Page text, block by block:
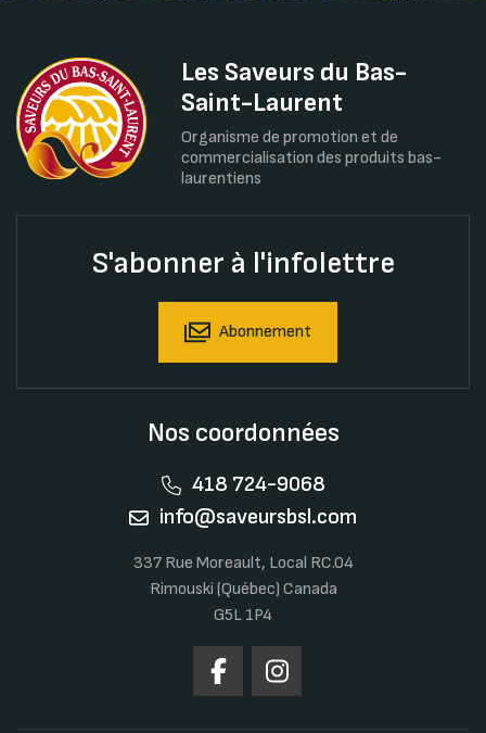
Les Saveurs du Bas-
Saint-Laurent
Organisme de promotion et de
commercialisation des produits bas-
laurentiens
S'abonner à l'infolettre
Abonnement
Nos coordonnées
418 724-9068
info@saveursbsl.com
337 Rue Moreault, Local RC.04
Rimouski (Québec) Canada
G5L 1P4